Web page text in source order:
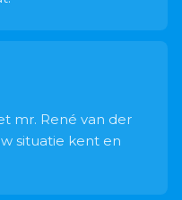
mr. René van der
situatie kent en